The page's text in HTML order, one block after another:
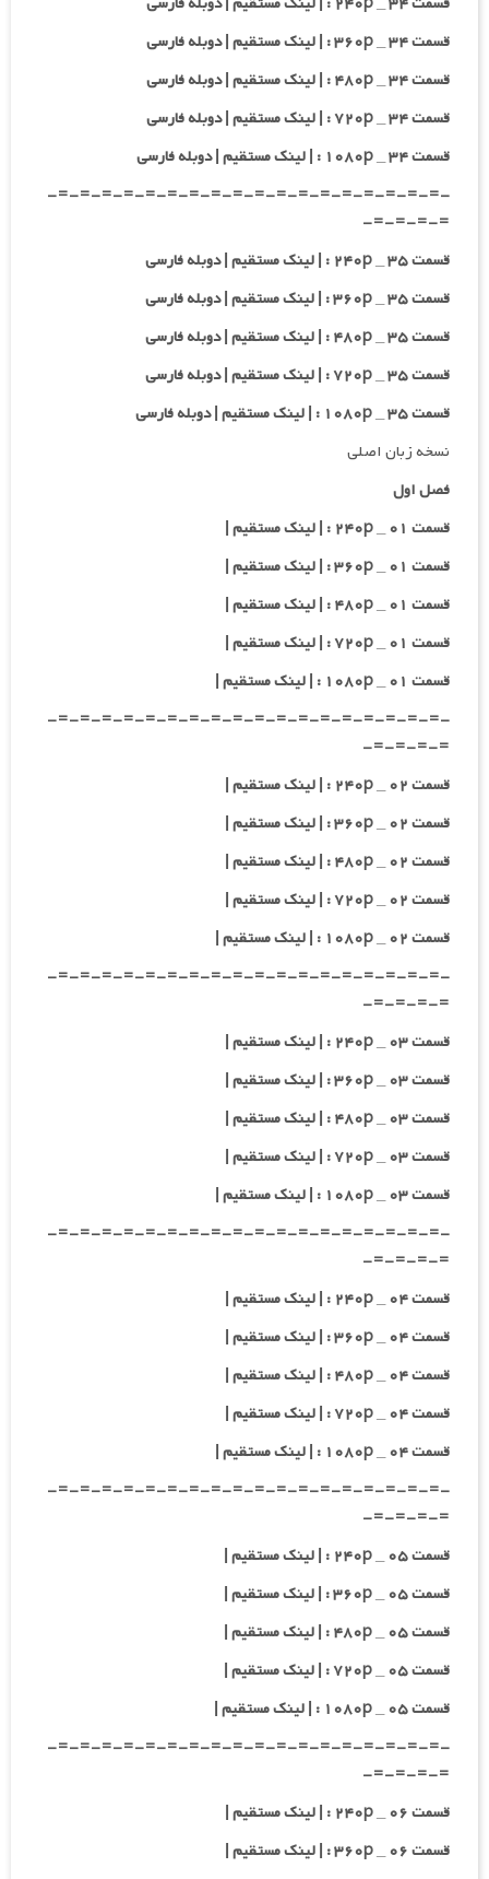
قسمت ۳۴ _ ۳۶۰p : | لینک مستقیم | دوبله فارسی
قسمت ۳۴ _ ۴۸۰p : | لینک مستقیم | دوبله فارسی
قسمت ۳۴ _ ۷۲۰p : | لینک مستقیم | دوبله فارسی
قسمت ۳۴ _ ۱۰۸۰p : | لینک مستقیم | دوبله فارسی
-=-=-=-=-=-=-=-=-=-=-=-=-=-=-=-=-=-=-
=-=-=-=-
قسمت ۳۵ _ ۲۴۰p : | لینک مستقیم | دوبله فارسی
قسمت ۳۵ _ ۳۶۰p : | لینک مستقیم | دوبله فارسی
قسمت ۳۵ _ ۴۸۰p : | لینک مستقیم | دوبله فارسی
قسمت ۳۵ _ ۷۲۰p : | لینک مستقیم | دوبله فارسی
قسمت ۳۵ _ ۱۰۸۰p : | لینک مستقیم | دوبله فارسی
نسخه زبان اصلی
فصل اول
قسمت ۰۱ _ ۲۴۰p : | لینک مستقیم |
قسمت ۰۱ _ ۳۶۰p : | لینک مستقیم |
قسمت ۰۱ _ ۴۸۰p : | لینک مستقیم |
قسمت ۰۱ _ ۷۲۰p : | لینک مستقیم |
قسمت ۰۱ _ ۱۰۸۰p : | لینک مستقیم |
-=-=-=-=-=-=-=-=-=-=-=-=-=-=-=-=-=-=-
=-=-=-=-
قسمت ۰۲ _ ۲۴۰p : | لینک مستقیم |
قسمت ۰۲ _ ۳۶۰p : | لینک مستقیم |
قسمت ۰۲ _ ۴۸۰p : | لینک مستقیم |
قسمت ۰۲ _ ۷۲۰p : | لینک مستقیم |
قسمت ۰۲ _ ۱۰۸۰p : | لینک مستقیم |
-=-=-=-=-=-=-=-=-=-=-=-=-=-=-=-=-=-=-
=-=-=-=-
قسمت ۰۳ _ ۲۴۰p : | لینک مستقیم |
قسمت ۰۳ _ ۳۶۰p : | لینک مستقیم |
قسمت ۰۳ _ ۴۸۰p : | لینک مستقیم |
قسمت ۰۳ _ ۷۲۰p : | لینک مستقیم |
قسمت ۰۳ _ ۱۰۸۰p : | لینک مستقیم |
-=-=-=-=-=-=-=-=-=-=-=-=-=-=-=-=-=-=-
=-=-=-=-
قسمت ۰۴ _ ۲۴۰p : | لینک مستقیم |
قسمت ۰۴ _ ۳۶۰p : | لینک مستقیم |
قسمت ۰۴ _ ۴۸۰p : | لینک مستقیم |
قسمت ۰۴ _ ۷۲۰p : | لینک مستقیم |
قسمت ۰۴ _ ۱۰۸۰p : | لینک مستقیم |
-=-=-=-=-=-=-=-=-=-=-=-=-=-=-=-=-=-=-
=-=-=-=-
قسمت ۰۵ _ ۲۴۰p : | لینک مستقیم |
قسمت ۰۵ _ ۳۶۰p : | لینک مستقیم |
قسمت ۰۵ _ ۴۸۰p : | لینک مستقیم |
قسمت ۰۵ _ ۷۲۰p : | لینک مستقیم |
قسمت ۰۵ _ ۱۰۸۰p : | لینک مستقیم |
-=-=-=-=-=-=-=-=-=-=-=-=-=-=-=-=-=-=-
=-=-=-=-
قسمت ۰۶ _ ۲۴۰p : | لینک مستقیم |
قسمت ۰۶ _ ۳۶۰p : | لینک مستقیم |